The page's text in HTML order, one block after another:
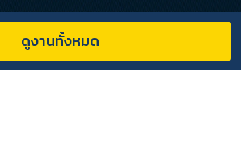
ดูงานทั้งหมด